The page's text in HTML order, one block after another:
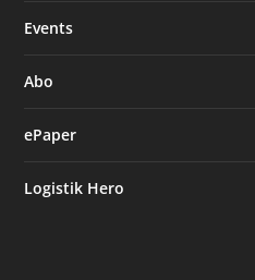
Events
Abo
ePaper
Logistik Hero